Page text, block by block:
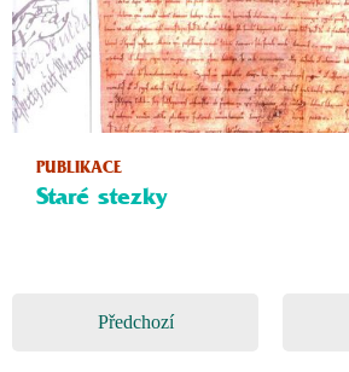
PUBLIKACE
Staré stezky
Předchozí